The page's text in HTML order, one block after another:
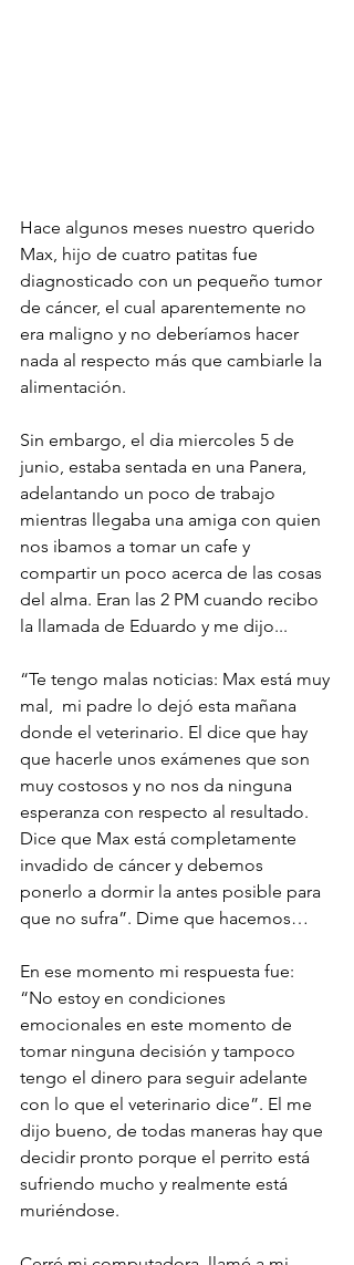
Hace algunos meses nuestro querido
Max, hijo de cuatro patitas fue
diagnosticado con un pequeño tumor
de cáncer, el cual aparentemente no
era maligno y no deberíamos hacer
nada al respecto más que cambiarle la
alimentación.
Sin embargo, el dia miercoles 5 de
junio, estaba sentada en una Panera,
adelantando un poco de trabajo
mientras llegaba una amiga con quien
nos ibamos a tomar un cafe y
compartir un poco acerca de las cosas
del alma. Eran las 2 PM cuando recibo
la llamada de Eduardo y me dijo...
“Te tengo malas noticias: Max está muy
mal,  mi padre lo dejó esta mañana
donde el veterinario. El dice que hay
que hacerle unos exámenes que son
muy costosos y no nos da ninguna
esperanza con respecto al resultado.
Dice que Max está completamente
invadido de cáncer y debemos
ponerlo a dormir la antes posible para
que no sufra”. Dime que hacemos…
En ese momento mi respuesta fue:
“No estoy en condiciones
emocionales en este momento de
tomar ninguna decisión y tampoco
tengo el dinero para seguir adelante
con lo que el veterinario dice”. El me
dijo bueno, de todas maneras hay que
decidir pronto porque el perrito está
sufriendo mucho y realmente está
muriéndose.